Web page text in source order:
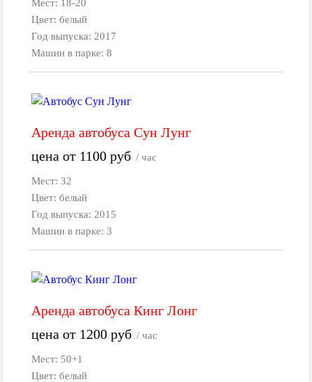
Мест: 18-20
Цвет: белый
Год выпуска: 2017
Машин в парке: 8
Аренда автобуса Сун Лунг
цена от 1100руб / час
Мест: 32
Цвет: белый
Год выпуска: 2015
Машин в парке: 3
Аренда автобуса Кинг Лонг
цена от 1200руб / час
Мест: 50+1
Цвет: белый